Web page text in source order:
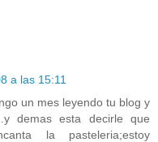
a las 15:11
un mes leyendo tu blog y
demas esta decirle que
la pasteleria;estoy